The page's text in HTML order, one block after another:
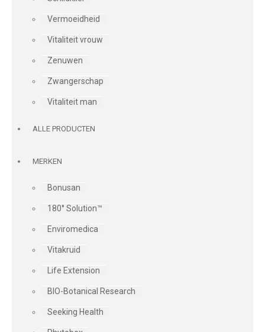
Vermoeidheid
Vitaliteit vrouw
Zenuwen
Zwangerschap
Vitaliteit man
ALLE PRODUCTEN
MERKEN
Bonusan
180° Solution™
Enviromedica
Vitakruid
Life Extension
BIO-Botanical Research
Seeking Health